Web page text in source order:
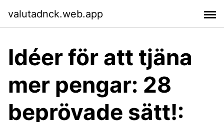
valutadnck.web.app
Idéer för att tjäna
mer pengar: 28
beprövade sätt!: